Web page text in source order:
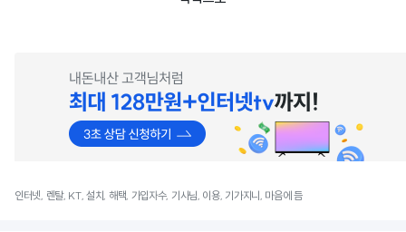
인터넷, 렌탈, KT, 설치, 해택, 가입자수, 기사님, 이용, 기가지니, 마음에 듬